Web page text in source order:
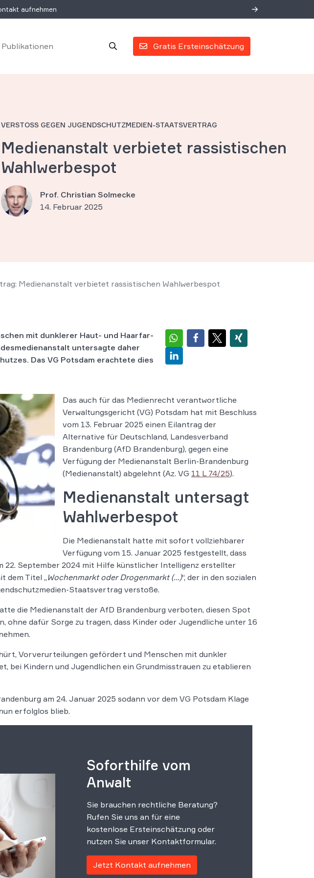
aufnehmen
Gratis Ersteinschätzung
Publikationen
VERSTOSS GEGEN JUGENDSCHUTZMEDIEN-STAATSVERTRAG
Medienanstalt verbietet rassistischen
Wahlwerbespot
Prof. Christian Solmecke
14. Februar 2025
Medienanstalt verbietet rassistischen Wahlwerbespot
mit dunk­le­rer Haut- und Haar­far­
untersagte daher
Das VG Pots­dam erachtete dies
Das auch für das Medienrecht verantwortliche
Verwaltungsgericht (VG) Potsdam hat mit Beschluss
vom 13. Februar 2025 einen Eilantrag der
Alternative für Deutschland, Landesverband
Brandenburg (AfD Brandenburg), gegen eine
Verfügung der Medienanstalt Berlin-Brandenburg
(Medienanstalt) abgelehnt (Az. VG 11 L 74/25).
Medienanstalt untersagt
Wahlwerbespot
Die Medienanstalt hatte mit sofort vollziehbarer
Verfügung vom 15. Januar 2025 festgestellt, dass
22. September 2024 mit Hilfe künstlicher Intelligenz erstellter
dem Titel „Wochenmarkt oder Drogenmarkt (…)“, der in den sozialen
Staatsvertrag verstoße.
die Medienanstalt der AfD Brandenburg verboten, diesen Spot
ohne dafür Sorge zu tragen, dass Kinder oder Jugendliche unter 16
Vorverurteilungen gefördert und Menschen mit dunkler
bei Kindern und Jugendlichen ein Grundmisstrauen zu etablieren
am 24. Januar 2025 sodann vor dem VG Potsdam Klage
erfolglos blieb.
Soforthilfe vom
Anwalt
Sie brauchen rechtliche Beratung?
Rufen Sie uns an für eine
kostenlose Ersteinschätzung oder
nutzen Sie unser Kontaktformular.
Jetzt Kontakt aufnehmen